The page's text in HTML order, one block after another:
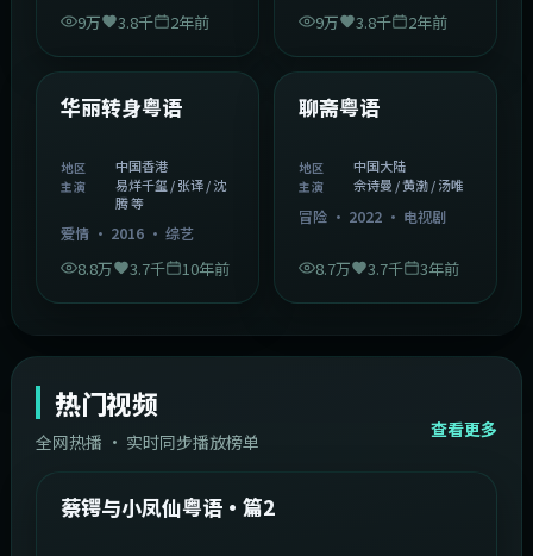
9万 3.8千 2年前 9万 3.8千 2年前
精选
华丽转身粤语
地区 中国香港
主演
易烊千玺 / 张译 / 沈
腾 等
爱情· 2016· 综艺
8.8万 3.7千 10年前
精选
聊斋粤语
地区 中国大陆
主演 佘诗曼 / 黄渤 / 汤唯
冒险· 2022· 电视剧
8.7万 3.7千 3年前
热门视频
全网热播 · 实时同步播放榜单
查看更多
热门
韩国 44:14
蔡锷与小凤仙粤语·篇2